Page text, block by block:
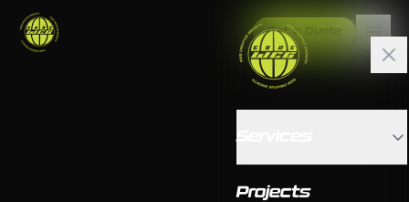
Get a Quote
Projects